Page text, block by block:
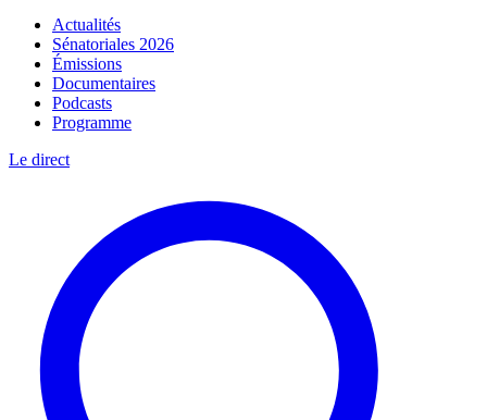
Actualités
Sénatoriales 2026
Émissions
Documentaires
Podcasts
Programme
Le direct